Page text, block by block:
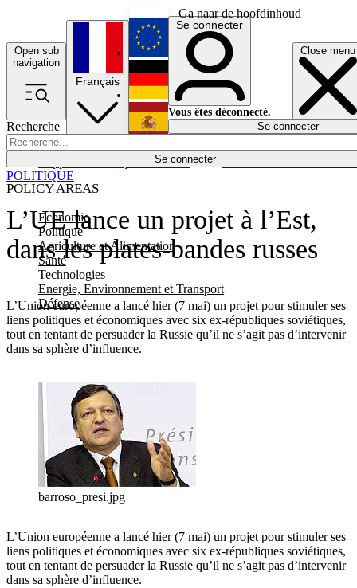
Ga naar de hoofdinhoud
Open sub
navigation
Close menu
Recherche
Se connecter
POLICY AREAS
Economie
Politique
Agriculture et Alimentation
Santé
Technologies
Energie, Environnement et Transport
Défense
Économie
Français
English
Deutsch
Español
Se connecter
Vous êtes déconnecté.
Se connecter
L’UE lance un projet à l’Est,
dans les plates-bandes russes
L’Union européenne a lancé hier (7 mai) un projet pour stimuler ses
liens politiques et économiques avec six ex-républiques soviétiques,
tout en tentant de persuader la Russie qu’il ne s’agit pas d’intervenir
dans sa sphère d’influence.
POLITIQUE
barroso_presi.jpg
L’Union européenne a lancé hier (7 mai) un projet pour stimuler ses
liens politiques et économiques avec six ex-républiques soviétiques,
tout en tentant de persuader la Russie qu’il ne s’agit pas d’intervenir
dans sa sphère d’influence.